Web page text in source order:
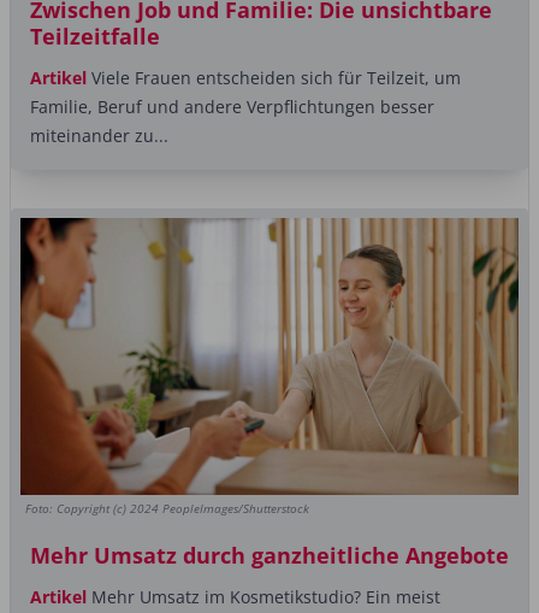
Zwischen Job und Familie: Die unsichtbare
Teilzeitfalle
Artikel Viele Frauen entscheiden sich für Teilzeit, um
Familie, Beruf und andere Verpflichtungen besser
miteinander zu...
Foto: Copyright (c) 2024 PeopleImages/Shutterstock
Mehr Umsatz durch ganzheitliche Angebote
Artikel Mehr Umsatz im Kosmetikstudio? Ein meist